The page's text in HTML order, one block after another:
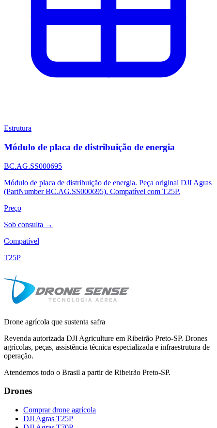
Estrutura
Módulo de placa de distribuição de energia
BC.AG.SS000695
Módulo de placa de distribuição de energia. Peça original DJI Agras
(PartNumber BC.AG.SS000695). Compatível com T25P.
Preço
Sob consulta →
Compatível
T25P
Drone agrícola que sustenta safra
Revenda autorizada DJI Agriculture em Ribeirão Preto-SP. Drones
agrícolas, peças, assistência técnica especializada e infraestrutura de
operação.
Atendemos todo o Brasil a partir de Ribeirão Preto-SP.
Drones
Comprar drone agrícola
DJI Agras T25P